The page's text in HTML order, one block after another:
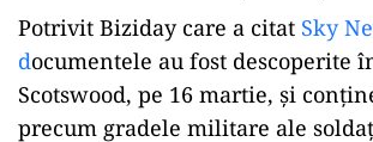
Potrivit Biziday care a citat Sky
documentele au fost descoperite
Scotswood, pe 16 martie, și
precum gradele militare ale